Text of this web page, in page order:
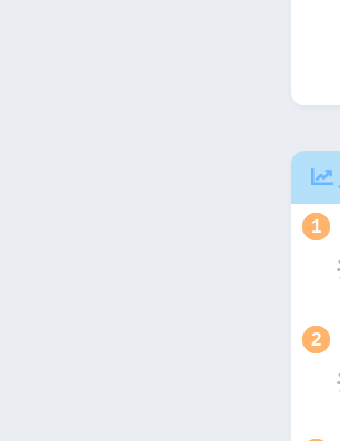
1
2